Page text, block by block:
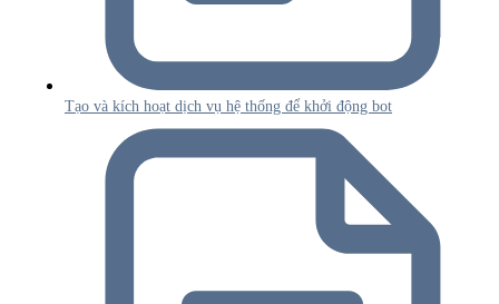
Tạo và kích hoạt dịch vụ hệ thống để khởi động bot